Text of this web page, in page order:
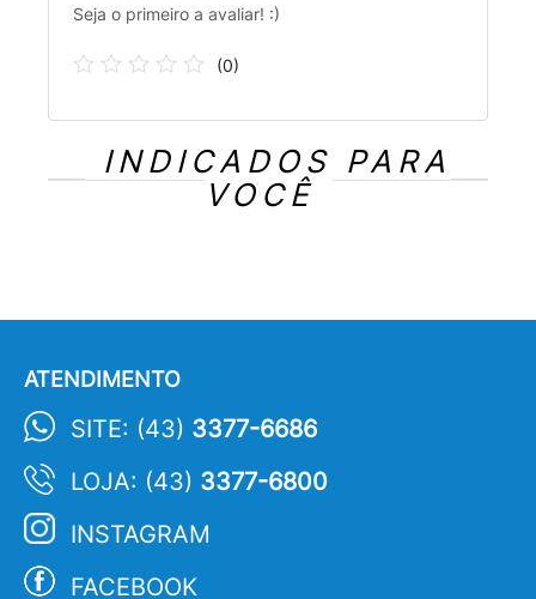
Seja o primeiro a avaliar! :)
(0)
INDICADOS PARA
VOCÊ
ATENDIMENTO
SITE: (43) 3377-6686
LOJA: (43) 3377-6800
INSTAGRAM
FACEBOOK